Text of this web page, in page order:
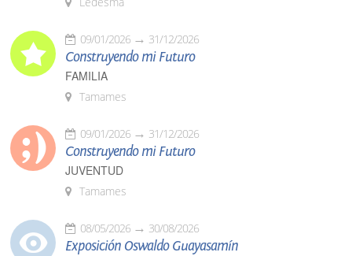
09/01/2026 31/12/2026
Construyendo mi Futuro
FAMILIA
Tamames
09/01/2026 31/12/2026
Construyendo mi Futuro
JUVENTUD
Tamames
08/05/2026 30/08/2026
Exposición Oswaldo Guayasamín